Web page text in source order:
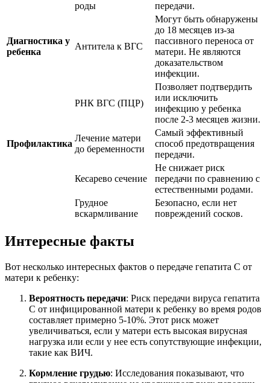
роды
передачи.
Диагностика у
ребенка
Антитела к ВГС
Могут быть обнаружены
до 18 месяцев из-за
пассивного переноса от
матери. Не являются
доказательством
инфекции.
РНК ВГС (ПЦР)
Позволяет подтвердить
или исключить
инфекцию у ребенка
после 2-3 месяцев жизни.
Профилактика
Лечение матери
до беременности
Самый эффективный
способ предотвращения
передачи.
Кесарево сечение
Не снижает риск
передачи по сравнению с
естественными родами.
Грудное
вскармливание
Безопасно, если нет
повреждений сосков.
Интересные факты
Вот несколько интересных фактов о передаче гепатита С от
матери к ребенку:
Вероятность передачи: Риск передачи вируса гепатита
С от инфицированной матери к ребенку во время родов
составляет примерно 5-10%. Этот риск может
увеличиваться, если у матери есть высокая вирусная
нагрузка или если у нее есть сопутствующие инфекции,
такие как ВИЧ.
Кормление грудью: Исследования показывают, что